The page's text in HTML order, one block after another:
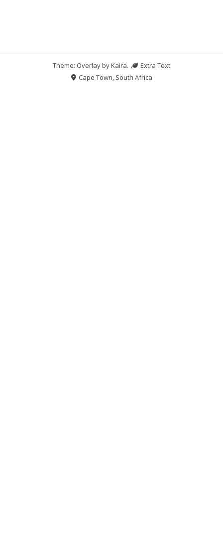
Theme: Overlay byKaira.
Extra Text
Cape Town, South Africa